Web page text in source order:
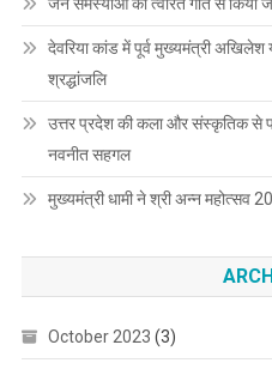
देवरिया कांड में पूर्व मुख्यमंत्री अखिलेश
श्रद्धांजलि
उत्तर प्रदेश की कला और संस्कृतिक से
नवनीत सहगल
मुख्यमंत्री धामी ने श्री अन्न महोत्सव
October 2023 (3)